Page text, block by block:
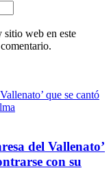
sitio web en este
del Vallenato’
con su